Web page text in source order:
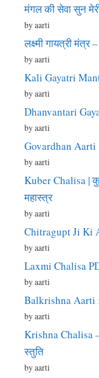
मंगल की सेवा सुन
by aarti
लक्ष्मी गायत्री
by aarti
Kali Gayatri
by aarti
Dhanvantari
by aarti
Govardhan Aarti :
by aarti
Kuber Chalisa |
महास्त्र
by aarti
Chitragupt Ji Ki
by aarti
Laxmi Chalisa
by aarti
Balkrishna Aarti
by aarti
Krishna Chalisa
स्तुति
by aarti